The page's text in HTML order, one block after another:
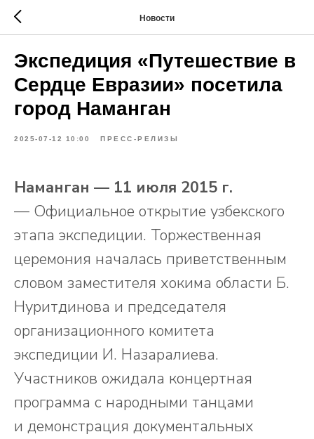
Новости
Экспедиция «Путешествие в
Сердце Евразии» посетила
город Наманган
2025-07-12 10:00 ПРЕСС-РЕЛИЗЫ
Наманган — 11 июля 2015 г.
— Официальное открытие узбекского
этапа экспедиции. Торжественная
церемония началась приветственным
словом заместителя хокима области Б.
Нуритдинова и председателя
организационного комитета
экспедиции И. Назаралиева.
Участников ожидала концертная
программа с народными танцами
и демонстрация документальных